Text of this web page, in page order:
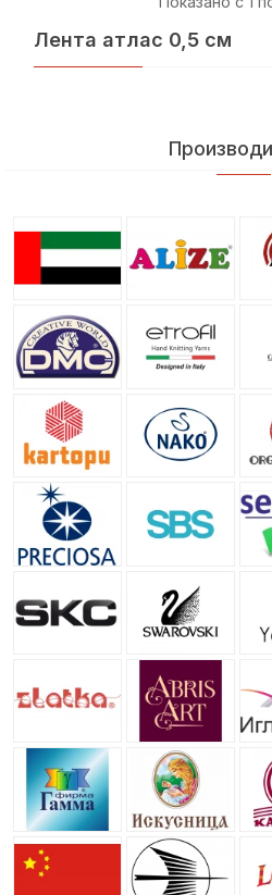
Лента атлас 0,5 см